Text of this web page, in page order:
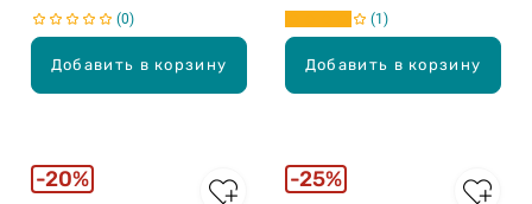
Добавить в корзину
0
Добавить в корзину
1
20% 25%